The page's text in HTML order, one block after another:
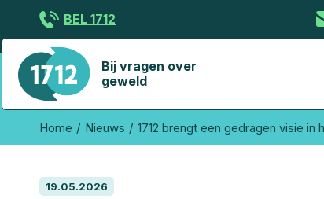
Overslaan
inhoud
gaan
BEL 1712
Bij vragen over
geweld
are
Home Nieuws 1712 brengt een gedragen visie in
19.05.2026